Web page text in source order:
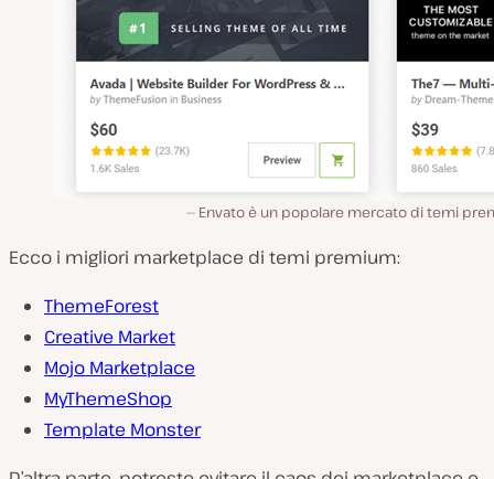
Envato è un popolare mercato di temi
Ecco i migliori marketplace di temi premium:
ThemeForest
Creative Market
Mojo Marketplace
MyThemeShop
Template Monster